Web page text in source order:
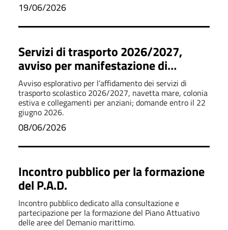
19/06/2026
Servizi di trasporto 2026/2027,
avviso per manifestazione di
interesse
Avviso esplorativo per l’affidamento dei servizi di
trasporto scolastico 2026/2027, navetta mare, colonia
estiva e collegamenti per anziani; domande entro il 22
giugno 2026.
08/06/2026
Incontro pubblico per la formazione
del P.A.D.
Incontro pubblico dedicato alla consultazione e
partecipazione per la formazione del Piano Attuativo
delle aree del Demanio marittimo.